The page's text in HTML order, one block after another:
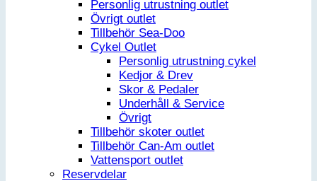
Personlig utrustning outlet
Övrigt outlet
Tillbehör Sea-Doo
Cykel Outlet
Personlig utrustning cykel
Kedjor & Drev
Skor & Pedaler
Underhåll & Service
Övrigt
Tillbehör skoter outlet
Tillbehör Can-Am outlet
Vattensport outlet
Reservdelar